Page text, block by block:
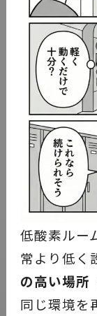
低酸素ルー
常より低く
の高い場所
同じ環境を